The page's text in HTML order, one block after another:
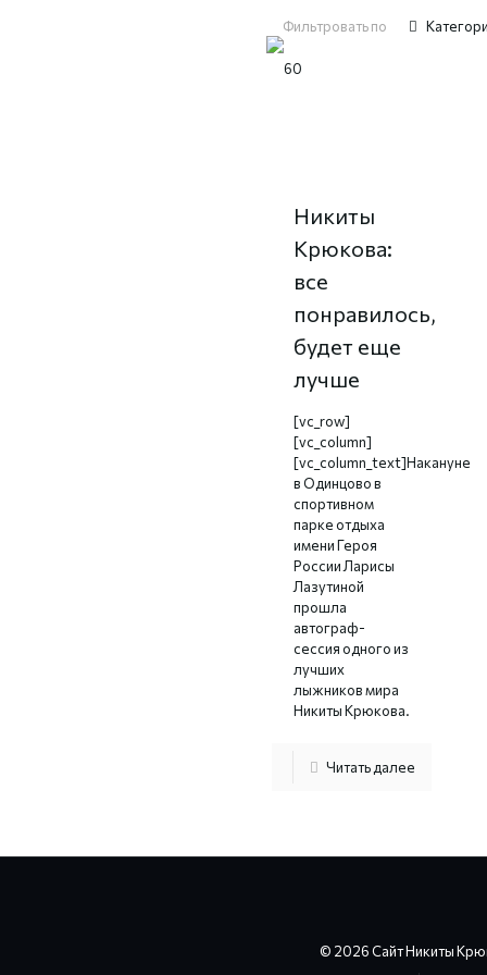
Фильтровать по
Никиты
Крюкова:
все
понравилось,
будет еще
лучше
[vc_row]
[vc_column]
[vc_column_text]Накануне
в Одинцово в
спортивном
парке отдыха
имени Героя
России Ларисы
Лазутиной
прошла
автограф-
сессия одного из
лучших
лыжников мира
Никиты Крюкова.
Читать далее
© 2026 Сайт Никиты